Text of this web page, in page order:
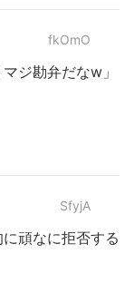
fkOmO
ジ勘弁だなw」
SfyjA
頑なに拒否する